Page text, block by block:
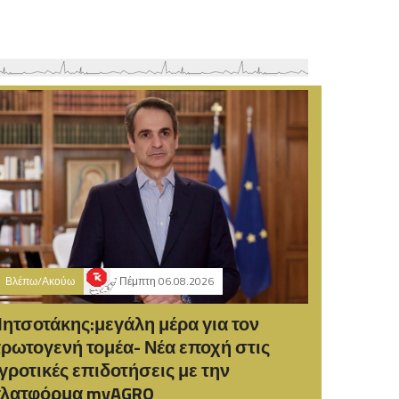
Βλέπω/Ακούω Πέμπτη 06.08.2026
μέρα για τον
τομέα- Νέα εποχή στις
επιδοτήσεις με την
myAGRO